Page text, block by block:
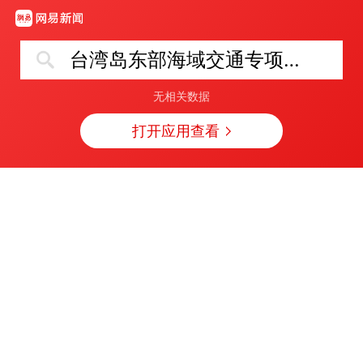
台湾岛东部海域交通专项执法行动启动
无相关数据
打开应用查看